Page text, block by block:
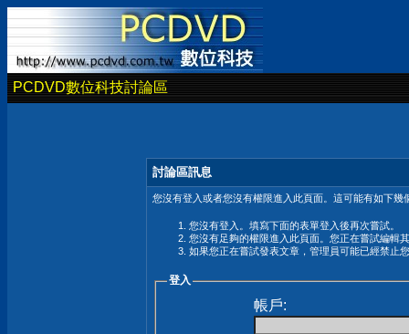
PCDVD數位科技討論區
討論區訊息
您沒有登入或者您沒有權限進入此頁面。這可能有如下幾
您沒有登入。填寫下面的表單登入後再次嘗試。
您沒有足夠的權限進入此頁面。您正在嘗試編輯
如果您正在嘗試發表文章，管理員可能已經禁止
登入
帳戶: